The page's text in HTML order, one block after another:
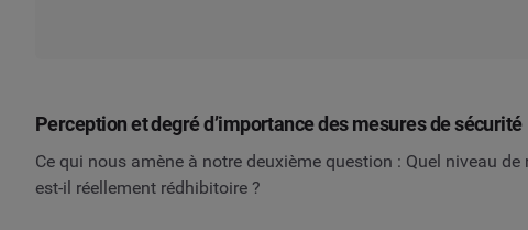
Perception et degré d’importance des mesures de sécurité
Ce qui nous amène à notre deuxième question : Quel niveau
est-il réellement rédhibitoire ?